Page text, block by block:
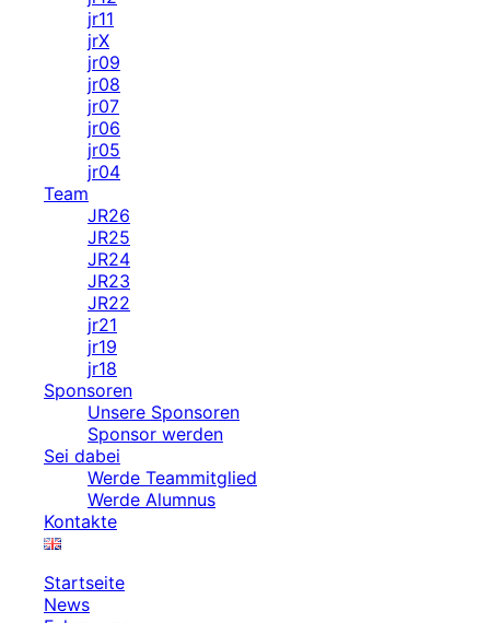
jr11
jrX
jr09
jr08
jr07
jr06
jr05
jr04
Team
JR26
JR25
JR24
JR23
JR22
jr21
jr19
jr18
Sponsoren
Unsere Sponsoren
Sponsor werden
Sei dabei
Werde Teammitglied
Werde Alumnus
Kontakte
Startseite
News